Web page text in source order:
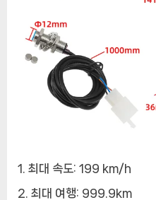
최대 속도: 199 km/h
최대 여행: 999.9km